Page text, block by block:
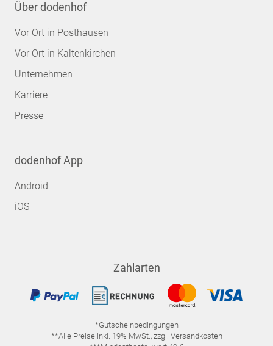
Über dodenhof
Vor Ort in Posthausen
Vor Ort in Kaltenkirchen
Unternehmen
Karriere
Presse
dodenhof App
Android
iOS
Zahlarten
*Gutscheinbedingungen
**Alle Preise inkl. 19% MwSt., zzgl. Versandkosten